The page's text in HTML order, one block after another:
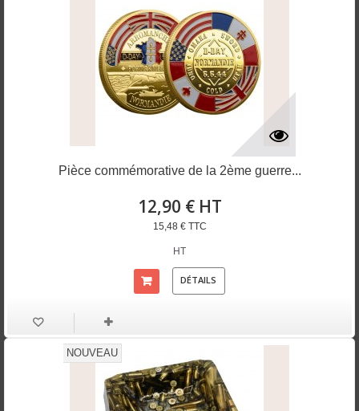
Pièce commémorative de la 2ème guerre...
12,90 € HT
15,48 € TTC
HT
DÉTAILS
NOUVEAU